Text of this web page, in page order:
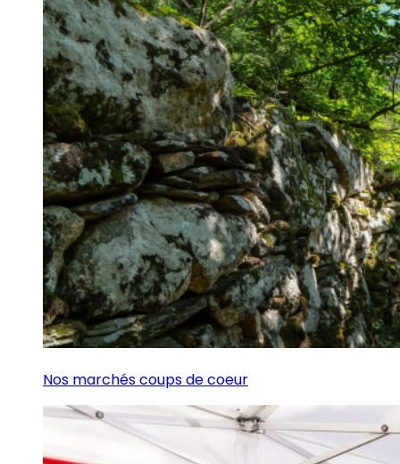
Nos marchés coups de coeur